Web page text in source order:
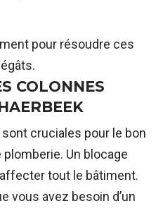
pour résoudre ces
COLONNES
sont cruciales pour le bon
Un blocage
tout le bâtiment.
vous avez besoin d’un